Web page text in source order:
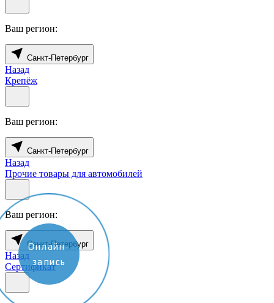
Ваш регион:
Санкт-Петербург
Назад
Крепёж
Ваш регион:
Санкт-Петербург
Назад
Прочие товары для автомобилей
Ваш регион:
Санкт-Петербург
Назад
Сертификат
Онлайн-
запись